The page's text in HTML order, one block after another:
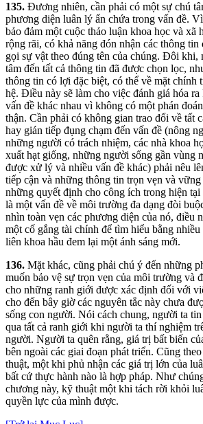
135. Đương nhiên, cần phải có một sự chú
phương diện luân lý ẩn chứa trong vấn đề.
bảo đảm một cuộc thảo luận khoa học và xã
rộng rãi, có khả năng đón nhận các thông tin
gọi sự vật theo đúng tên của chúng. Đôi khi,
tâm đến tất cả thông tin đã được chọn lọc,
thông tin có lợi đặc biệt, có thể về mặt chính
hệ. Điều này sẽ làm cho việc đánh giá hóa
vấn đề khác nhau vì không có một phán
thận. Cần phải có không gian trao đổi về tất
hay gián tiếp đụng chạm đến vấn đề (nông
những người có trách nhiệm, các nhà khoa
xuất hạt giống, những người sống gần vùng
được xử lý và nhiều vấn đề khác) phải nêu
tiếp cận và những thông tin trọn vẹn và vững
những quyết định cho công ích trong hiện
là một vấn đề về môi trường đa dạng đòi
nhìn toàn vẹn các phương diện của nó, điều
một cố gắng tài chính để tìm hiểu bằng
liên khoa hầu đem lại một ánh sáng mới.
136. Mặt khác, cũng phải chú ý đến những
muốn bảo vệ sự trọn vẹn của môi trường và
cho những ranh giới được xác định đối với
cho đến bây giờ các nguyên tắc này chưa
sống con người. Nói cách chung, người ta
qua tất cả ranh giới khi người ta thí nghiệm
người. Người ta quên rằng, giá trị bất biến
bên ngoài các giai đoạn phát triển. Cũng
thuật, một khi phủ nhận các giá trị lớn của
bất cứ thực hành nào là hợp pháp. Như
chương này, kỹ thuật một khi tách rời khỏi
quyền lực của mình được.